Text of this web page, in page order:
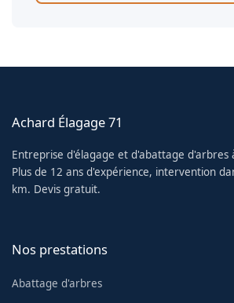
Achard Élagage 71
Entreprise d'élagage et d'abattage d'arbres
Plus de 12 ans d'expérience, intervention
km. Devis gratuit.
Nos prestations
Abattage d'arbres